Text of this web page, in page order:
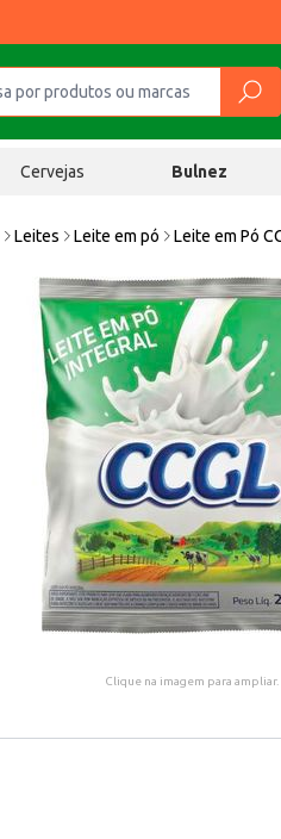
Cervejas Bulnez
Leites Leite em pó Leite em Pó
Clique na imagem para ampliar.